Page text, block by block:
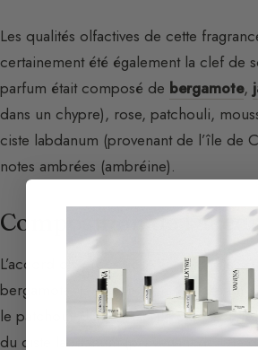
Les qualités olfactives de cette
certainement été également la clef de
parfum était composé de bergamote,
dans un chypre), rose, patchouli,
ciste labdanum (provenant de l’île de
notes ambrées (ambréine).
Composition de
L’accord chypré repose sur les notes
bergamote, le jasmin (central dans un
le patchouli, la mousse de chêne, et les
du ciste labdanum (provenant de l’île